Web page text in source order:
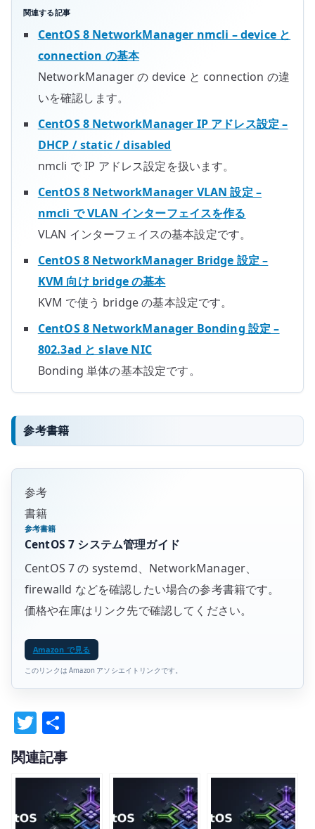
関連する記事
CentOS 8 NetworkManager nmcli – device と
connection の基本
NetworkManager の device と connection の違
いを確認します。
CentOS 8 NetworkManager IP アドレス設定 –
DHCP / static / disabled
nmcli で IP アドレス設定を扱います。
CentOS 8 NetworkManager VLAN 設定 –
nmcli で VLAN インターフェイスを作る
VLAN インターフェイスの基本設定です。
CentOS 8 NetworkManager Bridge 設定 –
KVM 向け bridge の基本
KVM で使う bridge の基本設定です。
CentOS 8 NetworkManager Bonding 設定 –
802.3ad と slave NIC
Bonding 単体の基本設定です。
参考書籍
参考
書籍
参考書籍
CentOS 7 システム管理ガイド
CentOS 7 の systemd、NetworkManager、
firewalld などを確認したい場合の参考書籍です。
価格や在庫はリンク先で確認してください。
Amazon で見る
このリンクは Amazon アソシエイトリンクです。
T
w
it
te
r
有
関連記事